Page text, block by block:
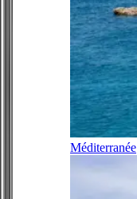
Méditerranée